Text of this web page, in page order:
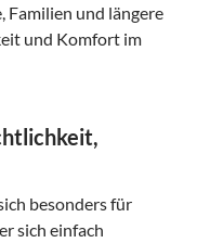
Familien und längere
und Komfort im
besonders für
sich einfach